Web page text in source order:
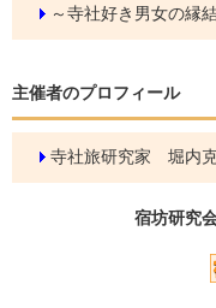
～寺社好き男女の縁
主催者のプロフィール
寺社旅研究家 堀内
宿坊研究